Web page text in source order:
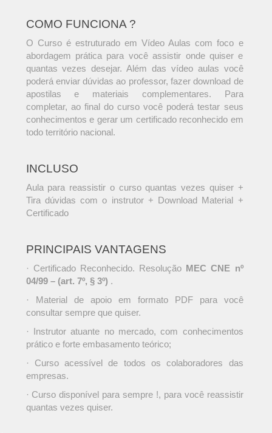
COMO FUNCIONA ?
O Curso é estruturado em Vídeo Aulas com foco e
abordagem prática para você assistir onde quiser e
quantas vezes desejar. Além das vídeo aulas você
poderá enviar dúvidas ao professor, fazer download de
apostilas e materiais complementares. Para
completar, ao final do curso você poderá testar seus
conhecimentos e gerar um certificado reconhecido em
todo território nacional.
INCLUSO
Aula para reassistir o curso quantas vezes quiser +
Tira dúvidas com o instrutor + Download Material +
Certificado
PRINCIPAIS VANTAGENS
· Certificado Reconhecido. Resolução MEC CNE nº
04/99 – (art. 7º, § 3º) .
· Material de apoio em formato PDF para você
consultar sempre que quiser.
· Instrutor atuante no mercado, com conhecimentos
prático e forte embasamento teórico;
· Curso acessível de todos os colaboradores das
empresas.
· Curso disponível para sempre !, para você reassistir
quantas vezes quiser.